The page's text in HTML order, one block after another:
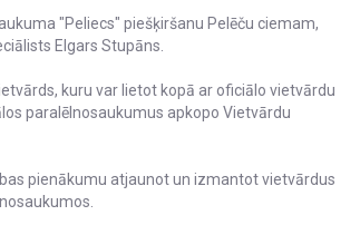
"Peliecs" piešķiršanu Pelēču ciemam,
Elgars Stupāns.
kuru var lietot kopā ar oficiālo vietvārdu
paralēlnosaukumus apkopo Vietvārdu
pienākumu atjaunot un izmantot vietvārdus